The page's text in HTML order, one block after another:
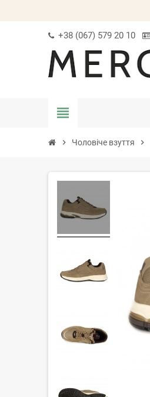
+38 (067) 579 20 10
view_headline
chevron_right Чоловіче взуття chevron_right